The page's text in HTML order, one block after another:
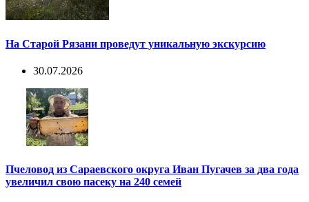
На Старой Рязани проведут уникальную экскурсию
30.07.2026
Пчеловод из Сараевского округа Иван Пугачев за два года
увеличил свою пасеку на 240 семей